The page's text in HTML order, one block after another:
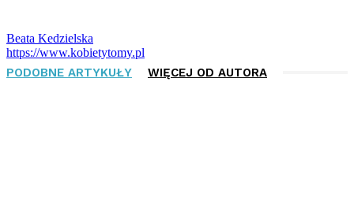
Beata Kedzielska
https://www.kobietytomy.pl
PODOBNE ARTYKUŁY WIĘCEJ OD AUTORA